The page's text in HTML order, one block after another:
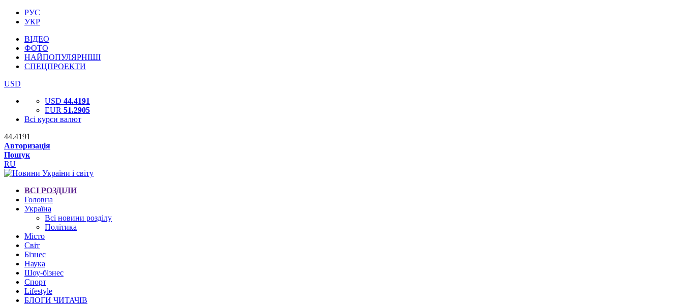
РУС
УКР
ВІДЕО
ФОТО
НАЙПОПУЛЯРНІШІ
СПЕЦПРОЕКТИ
USD
USD 44.4191
EUR 51.2905
Всі курси валют
44.4191
Авторизація
Пошук
RU
ВСІ РОЗДІЛИ
Головна
Україна
Всі новини розділу
Політика
Місто
Світ
Бізнес
Наука
Шоу-бізнес
Спорт
Lifestyle
БЛОГИ ЧИТАЧІВ